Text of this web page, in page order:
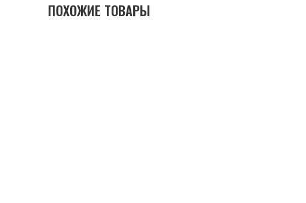
ПОХОЖИЕ ТОВАРЫ